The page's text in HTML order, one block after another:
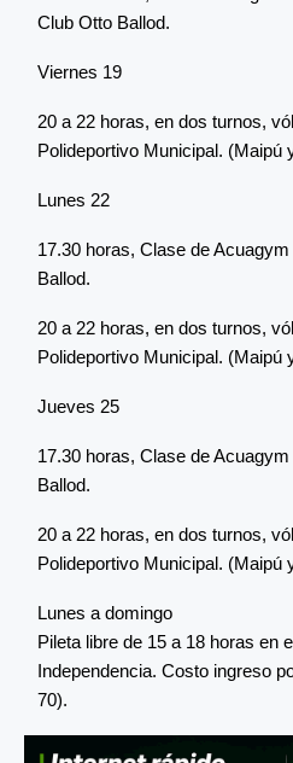
Club Otto Ballod.
Viernes 19
20 a 22 horas, en dos turnos,
Polideportivo Municipal. (Maipú
Lunes 22
17.30 horas, Clase de
Ballod.
20 a 22 horas, en dos turnos,
Polideportivo Municipal. (Maipú
Jueves 25
17.30 horas, Clase de
Ballod.
20 a 22 horas, en dos turnos,
Polideportivo Municipal. (Maipú
Lunes a domingo
Pileta libre de 15 a 18 horas en
Independencia. Costo ingreso
70).